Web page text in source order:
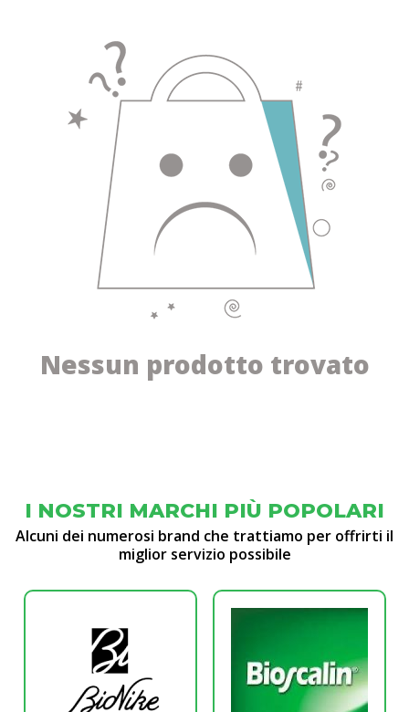
Nessun prodotto trovato
I NOSTRI MARCHI PIÙ POPOLARI
Alcuni dei numerosi brand che trattiamo per offrirti il
miglior servizio possibile